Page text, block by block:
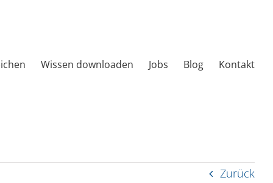
Wissen downloaden Jobs Blog Kontakt
Zurück